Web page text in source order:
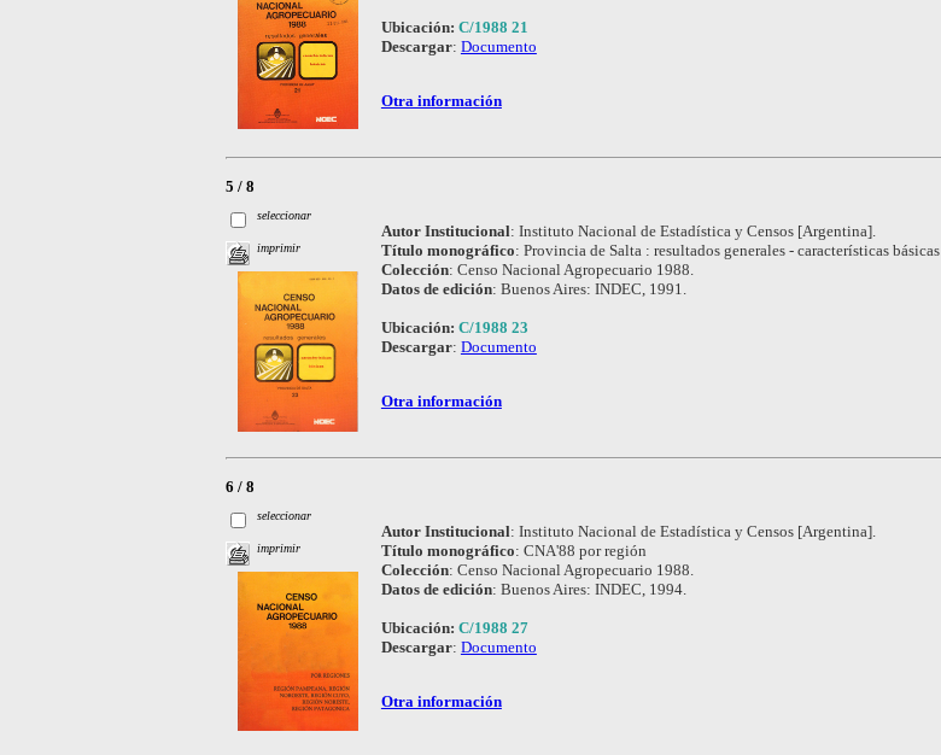
Ubicación: C/1988 21
Descargar: Documento
Otra información
5 / 8
seleccionar
imprimir
Autor Institucional: Instituto Nacional de Estadística y Censos [Argentina].
Título monográfico: Provincia de Salta : resultados generales - características básicas
Colección: Censo Nacional Agropecuario 1988.
Datos de edición: Buenos Aires: INDEC, 1991.
Ubicación: C/1988 23
Descargar: Documento
Otra información
6 / 8
seleccionar
imprimir
Autor Institucional: Instituto Nacional de Estadística y Censos [Argentina].
Título monográfico: CNA'88 por región
Colección: Censo Nacional Agropecuario 1988.
Datos de edición: Buenos Aires: INDEC, 1994.
Ubicación: C/1988 27
Descargar: Documento
Otra información